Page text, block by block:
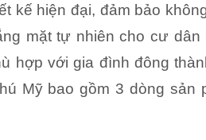
kế hiện đại, đảm bảo
mặt tự nhiên cho cư
hợp với gia đình đông
Mỹ bao gồm 3 dòng